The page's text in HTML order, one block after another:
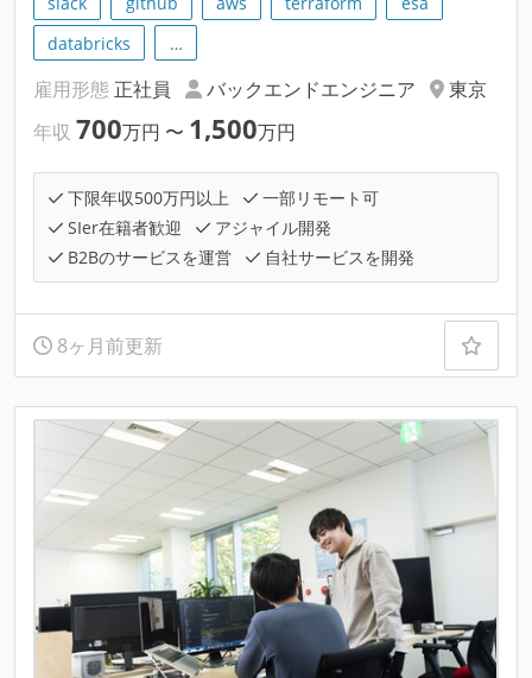
databricks
…
雇用形態 正社員 バックエンドエンジニア
東京
年収 700万円 〜 1,500万円
下限年収500万円以上
一部リモート可
SIer在籍者歓迎
アジャイル開発
B2Bのサービスを運営
自社サービスを開発
8ヶ月前更新